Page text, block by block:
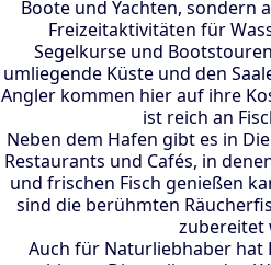
Boote und Yachten, sondern
Freizeitaktivitäten für
Segelkurse und
umliegende Küste und den
Angler kommen hier auf ihre
ist reich an
Neben dem Hafen gibt es in
Restaurants und Cafés, in
und frischen Fisch genießen
sind die berühmten
zubereitet
Auch für Naturliebhaber hat